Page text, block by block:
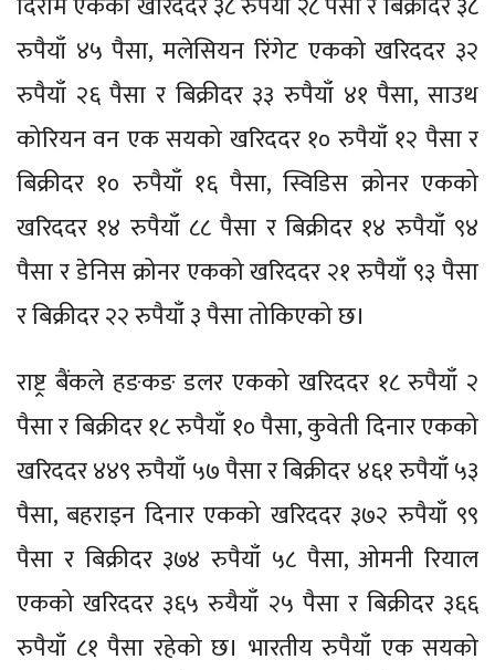
रुपैयाँ ४५ पैसा, मलेसियन रिंगेट एकको खरिददर ३२
रुपैयाँ २६ पैसा र बिक्रीदर ३३ रुपैयाँ ४१ पैसा, साउथ
कोरियन वन एक सयको खरिददर १० रुपैयाँ १२ पैसा र
बिक्रीदर १० रुपैयाँ १६ पैसा, स्विडिस क्रोनर एकको
खरिददर १४ रुपैयाँ ८८ पैसा र बिक्रीदर १४ रुपैयाँ ९४
पैसा र डेनिस क्रोनर एकको खरिददर २१ रुपैयाँ ९३ पैसा
र बिक्रीदर २२ रुपैयाँ ३ पैसा तोकिएको छ।
राष्ट्र बैंकले हङकङ डलर एकको खरिददर १८ रुपैयाँ २
पैसा र बिक्रीदर १८ रुपैयाँ १० पैसा, कुवेती दिनार एकको
खरिददर ४४९ रुपैयाँ ५७ पैसा र बिक्रीदर ४६१ रुपैयाँ ५३
पैसा, बहराइन दिनार एकको खरिददर ३७२ रुपैयाँ ९९
पैसा र बिक्रीदर ३७४ रुपैयाँ ५८ पैसा, ओमनी रियाल
एकको खरिददर ३६५ रुयैयाँ २५ पैसा र बिक्रीदर ३६६
रुपैयाँ ८१ पैसा रहेको छ। भारतीय रुपैयाँ एक सयको